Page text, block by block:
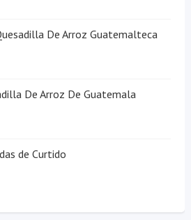
De Arroz Guatemalteca
De Arroz De Guatemala
de Curtido